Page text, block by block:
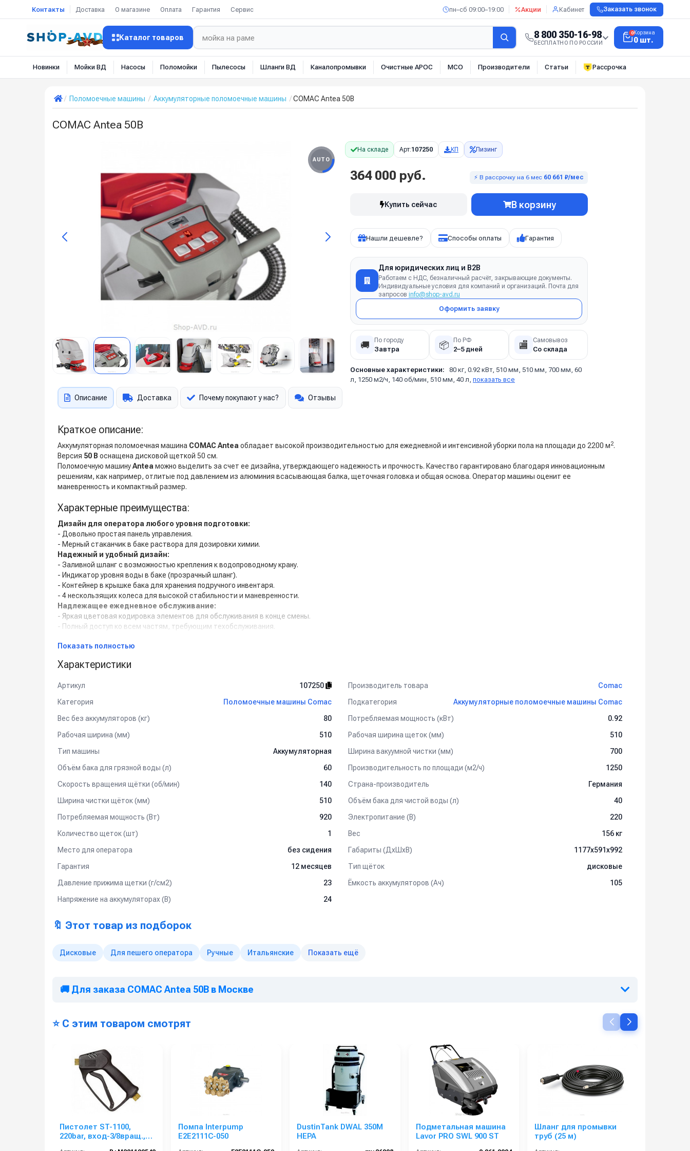
Контакты Доставка О магазине Оплата Гарантия Сервис пн–сб 09:00–19:00 Акции Кабинет Заказать звонок
Каталог товаров 8 800 350-16-98
БЕСПЛАТНО ПО РОССИИ
0Корзина
0 шт.
Новинки Мойки ВД Насосы Поломойки Пылесосы Шланги ВД Каналопромывки Очистные АРОС МСО Производители Статьи Рассрочка
Поломоечные машины Аккумуляторные поломоечные машины COMAC Antea 50B
COMAC Antea 50B
AUTO
На складе Арт:107250 КП Лизинг
364 000 руб. ⚡ В рассрочку на 6 мес 60 661 ₽/мес
Купить сейчас В корзину
Нашли дешевле? Способы оплаты Гарантия
Для юридических лиц и B2B
Работаем с НДС, безналичный расчёт, закрывающие документы.
Индивидуальные условия для компаний и организаций. Почта для
запросов info@shop-avd.ru
Оформить заявку
🚚 По городу
Завтра 📦 По РФ
2–5 дней 🏬 Самовывоз
Со склада
Основные характеристики:
80 кг, 0.92 кВт, 510 мм, 510 мм, 700 мм, 60
л, 1250 м2/ч, 140 об/мин, 510 мм, 40 л, показать все
Описание Доставка Почему покупают у нас? Отзывы
Краткое описание:
Аккумуляторная поломоечная машина COMAC Antea обладает высокой производительностью для ежедневной и интенсивной уборки пола на площади до 2200 м2.
Версия 50 B оснащена дисковой щеткой 50 см.
Поломоечную машинуAntea можно выделить за счет ее дизайна, утверждающего надежность и прочность. Качество гарантировано благодаря инновационным
решениям, как например, отлитые под давлением из алюминия всасывающая балка, щеточная головка и общая основа. Оператор машины оценит ее
маневренность и компактный размер.
Характерные преимущества:
Дизайн для оператора любого уровня подготовки:
- Довольно простая панель управления.
- Мерный стаканчик в баке раствора для дозировки химии.
Надежный и удобный дизайн:
- Заливной шланг с возможностью крепления к водопроводному крану.
- Индикатор уровня воды в баке (прозрачный шланг).
- Контейнер в крышке бака для хранения подручного инвентаря.
- 4 нескользящих колеса для высокой стабильности и маневренности.
Надлежащее ежедневное обслуживание:
- Яркая цветовая кодировка элементов для обслуживания в конце смены.
- Полный доступ ко всем частям, требующим техобслуживания.
Комплект поставки:
- Дисковая щетка Ø510 мм.
- Комплект аккумуляторных батарей 12В, 2 шт., производство КНР
Применение:
Сектор здравоохранения, гостиничный бизнес, крупные магазины розничной торговли, автомобильные салоны, общественные организации.
Возможен вариант комплектации с аккумуляторными батареямиSonnenschein производства Германия, 12В / 105Ач (C5), 2 шт., стоимость машины составит
290
Показать полностью
Характеристики
Артикул 107250 Производитель товара
Comac
Категория
Поломоечные машины Comac Подкатегория
Аккумуляторные поломоечные машины Comac
Вес без аккумуляторов (кг)
80 Потребляемая мощность (кВт)
0.92
Рабочая ширина (мм)
510 Рабочая ширина щеток (мм)
510
Тип машины
Аккумуляторная Ширина вакуумной чистки (мм)
700
Объём бака для грязной воды (л)
60 Производительность по площади (м2/ч)
1250
Скорость вращения щётки (об/мин)
140 Страна-производитель
Германия
Ширина чистки щёток (мм)
510 Объём бака для чистой воды (л)
40
Потребляемая мощность (Вт)
920 Электропитание (В)
220
Количество щеток (шт)
1 Вес
156 кг
Место для оператора
без сидения Габариты (ДхШхВ)
1177x591x992
Гарантия
12 месяцев Тип щёток
дисковые
Давление прижима щетки (г/см2)
23 Ёмкость аккумуляторов (Ач)
105
Напряжение на аккумуляторах (В)
24
🔖 Этот товар из подборок
Дисковые Для пешего оператора Ручные Итальянские Показать ещё
🚚 Для заказа COMAC Antea 50B в Москве
⭐ С этим товаром смотрят
Пистолет ST-1100,
220bar, вход-3/8вращ.,
Помпа Interpump
E2E2111C-050
DustinTank DWAL 350M
HEPA
Подметальная машина
Lavor PRO SWL 900 ST
Шланг для промывки
труб (25 м)